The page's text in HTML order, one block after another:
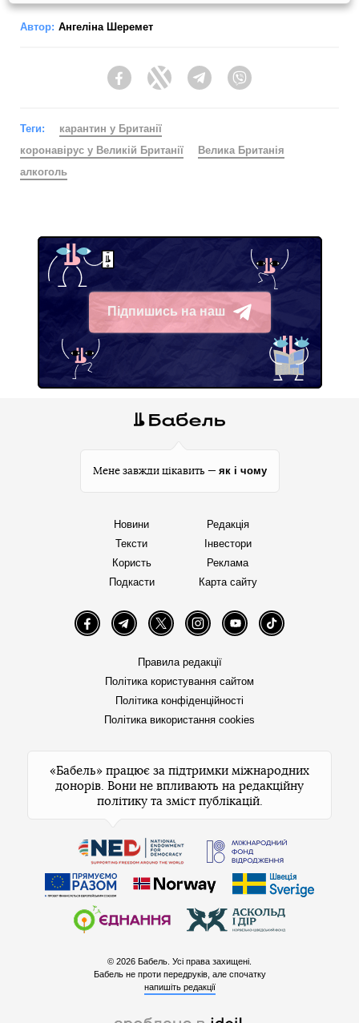
Автор: Ангеліна Шеремет
FacebookTwitter Telegram
Теги:
карантин у Британії
коронавірус у Великій Британії
Велика Британія
алкоголь
Підпишись на наш
Telegram
Мене завжди цікавить — як і чому
Новини
Тексти
Користь
Подкасти
Редакція
Інвестори
Реклама
Карта сайту
FacebookTelegramTwitter InstagramYouTube TikTok
Правила редакції
Політика користування сайтом
Політика конфіденційності
Політика використання cookies
«Бабель» працює за підтримки міжнародних
донорів. Вони не впливають на редакційну
політику та зміст публікацій.
© 2026 Бабель. Усі права захищені.
Бабель не проти передруків, але спочатку
напишіть редакції